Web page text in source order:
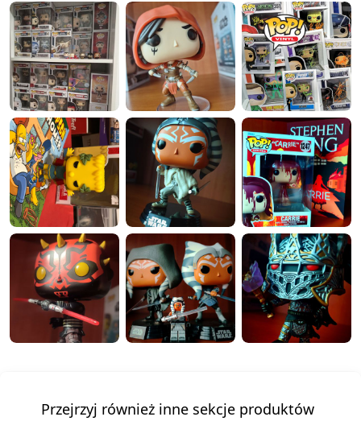
Przejrzyj również inne sekcje produktów